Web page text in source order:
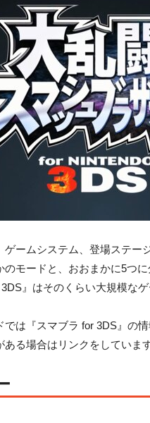
ームシステム、登場ステー
のモードと、おおまかに5つ
』はそのくらい大規模な
では『スマブラ for 3DS』の
る場合はリンクをしていま